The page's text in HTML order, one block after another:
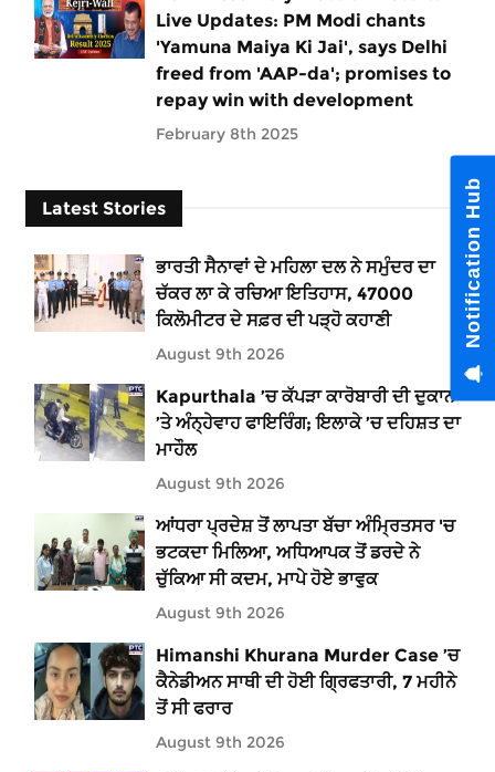
Live Updates: PM Modi chants
'Yamuna Maiya Ki Jai', says Delhi
freed from 'AAP-da'; promises to
repay win with development
February 8th 2025
Latest Stories
ਭਾਰਤੀ ਸੈਨਾਵਾਂ ਦੇ ਮਹਿਲਾ ਦਲ ਨੇ ਸਮੁੰਦਰ ਦਾ
ਚੱਕਰ ਲਾ ਕੇ ਰਚਿਆ ਇਤਿਹਾਸ, 47000
ਕਿਲੋਮੀਟਰ ਦੇ ਸਫ਼ਰ ਦੀ ਪੜ੍ਹੋ ਕਹਾਣੀ
August 9th 2026
Kapurthala ’ਚ ਕੱਪੜਾ ਕਾਰੋਬਾਰੀ ਦੀ ਦੁਕਾਨ
’ਤੇ ਅੰਨ੍ਹੇਵਾਹ ਫਾਇਰਿੰਗ; ਇਲਾਕੇ ’ਚ ਦਹਿਸ਼ਤ ਦਾ
ਮਾਹੌਲ
August 9th 2026
ਆਂਧਰਾ ਪ੍ਰਦੇਸ਼ ਤੋਂ ਲਾਪਤਾ ਬੱਚਾ ਅੰਮ੍ਰਿਤਸਰ 'ਚ
ਭਟਕਦਾ ਮਿਲਿਆ, ਅਧਿਆਪਕ ਤੋਂ ਡਰਦੇ ਨੇ
ਚੁੱਕਿਆ ਸੀ ਕਦਮ, ਮਾਪੇ ਹੋਏ ਭਾਵੁਕ
August 9th 2026
Himanshi Khurana Murder Case ’ਚ
ਕੈਨੇਡੀਅਨ ਸਾਥੀ ਦੀ ਹੋਈ ਗ੍ਰਿਫਤਾਰੀ, 7 ਮਹੀਨੇ
ਤੋਂ ਸੀ ਫਰਾਰ
August 9th 2026
Notification Hub